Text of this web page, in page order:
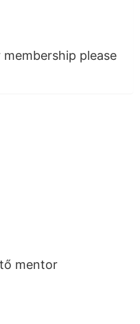
please
mentor